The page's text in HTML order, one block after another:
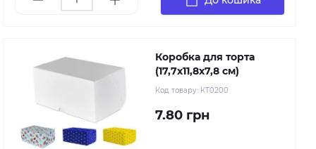
Коробка для торта
(17,7х11,8х7,8 см)
Код товару: КТ0200
7.80 грн